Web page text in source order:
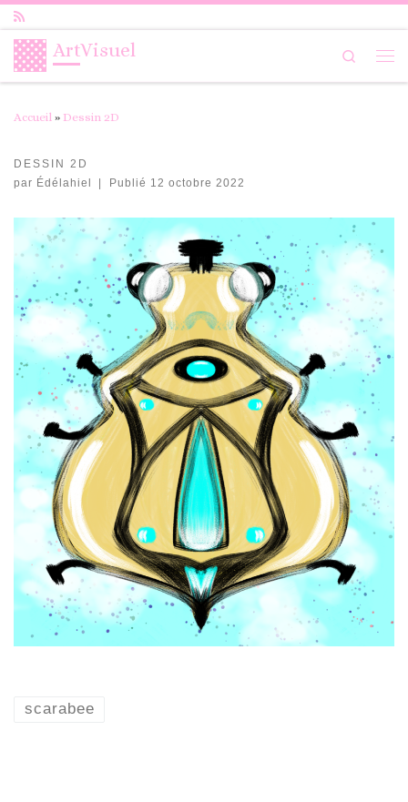
ArtVisuel
Search
Accueil » Dessin 2D
DESSIN 2D
par Édélahiel | Publié 12 octobre 2022
scarabee